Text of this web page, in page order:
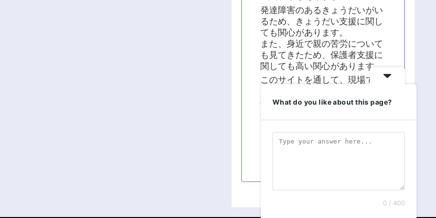
発達障害のあるきょうだいがい
るため、きょうだい支援に関し
ても関心があります。
また、身近で親の苦労について
も見てきたため、保護者支援に
関しても高い関心があります。
このサイトを通して、現場での
気づきや疑問、学術的な面から
の知識の発信、現場経験と知識
の統合に関する発信を継続して
よろしくお願い致します！！
What do you like about this page?
0 / 400